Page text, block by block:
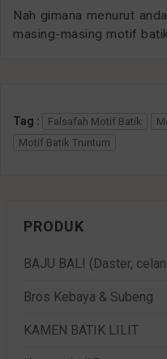
Nah gimana menurut
masing-masing motif
Tag : Falsafah Motif Batik
Motif Batik Truntum
PRODUK
BAJU BALI (Daster,
Bros Kebaya & Subeng
KAMEN BATIK LILIT